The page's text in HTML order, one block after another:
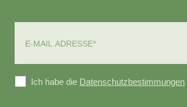
Ich habe die Datenschutzbestimmungen